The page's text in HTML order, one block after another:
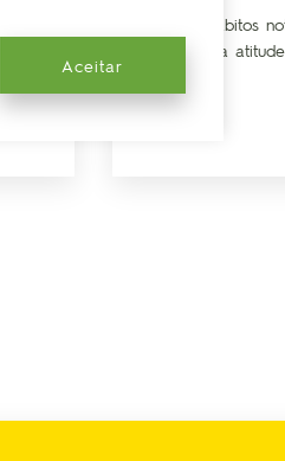
Os seus hábitos
energia e a
Aceitar